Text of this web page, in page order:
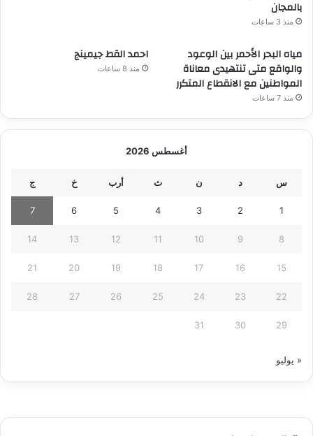
بالمجان
منذ 3 ساعات
مياه البحر الأحمر بين الوعود
والواقع متى تنتهيدى معاناة
المواطنين مع الانقطاع المتكرر
منذ 7 ساعات
احمد القط جيمينج
منذ 8 ساعات
أغسطس 2026
س د ن ث أرب خ ج
1
2
3
4
5
6
7
8
9
10
11
12
13
14
15
16
17
18
19
20
21
22
23
24
25
26
27
28
29
30
31
« يوليو